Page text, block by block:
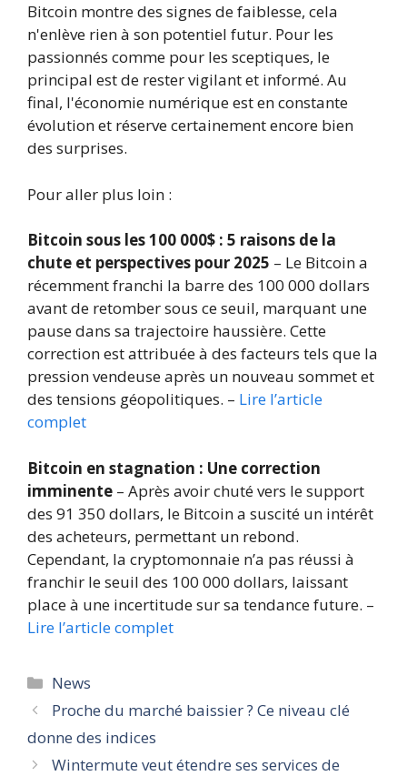
Bitcoin montre des signes de faiblesse, cela
n'enlève rien à son potentiel futur. Pour les
passionnés comme pour les sceptiques, le
principal est de rester vigilant et informé. Au
final, l'économie numérique est en constante
évolution et réserve certainement encore bien
des surprises.
Pour aller plus loin :
Bitcoin sous les 100 000$ : 5 raisons de la
chute et perspectives pour 2025 – Le Bitcoin a
récemment franchi la barre des 100 000 dollars
avant de retomber sous ce seuil, marquant une
pause dans sa trajectoire haussière. Cette
correction est attribuée à des facteurs tels que la
pression vendeuse après un nouveau sommet et
des tensions géopolitiques. – Lire l’article
complet
Bitcoin en stagnation : Une correction
imminente – Après avoir chuté vers le support
des 91 350 dollars, le Bitcoin a suscité un intérêt
des acheteurs, permettant un rebond.
Cependant, la cryptomonnaie n’a pas réussi à
franchir le seuil des 100 000 dollars, laissant
place à une incertitude sur sa tendance future. –
Lire l’article complet
Catégories
News
Proche du marché baissier ? Ce niveau clé
donne des indices
Wintermute veut étendre ses services de